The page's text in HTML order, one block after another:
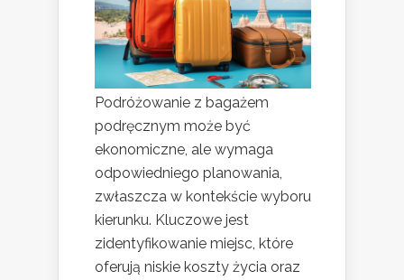
Podróżowanie z bagażem
podręcznym może być
ekonomiczne, ale wymaga
odpowiedniego planowania,
zwłaszcza w kontekście wyboru
kierunku. Kluczowe jest
zidentyfikowanie miejsc, które
oferują niskie koszty życia oraz